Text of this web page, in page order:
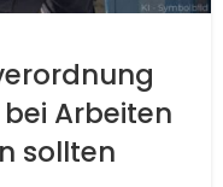
Arbeiten
sollten